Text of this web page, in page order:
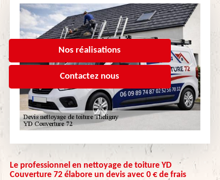
Nos réalisations
Contactez nous
Le professionnel en nettoyage de toiture YD
Couverture 72 élabore un devis avec 0 € de frais